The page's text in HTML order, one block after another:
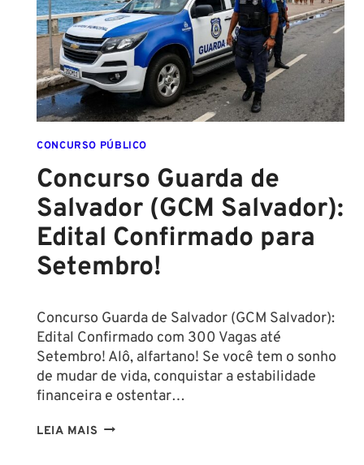
FORMADO
EM
DIREITO
CONCURSO PÚBLICO
Concurso Guarda de
Salvador (GCM Salvador):
Edital Confirmado para
Setembro!
Concurso Guarda de Salvador (GCM Salvador):
Edital Confirmado com 300 Vagas até
Setembro! Alô, alfartano! Se você tem o sonho
de mudar de vida, conquistar a estabilidade
financeira e ostentar…
LEIA MAIS CONCURSO